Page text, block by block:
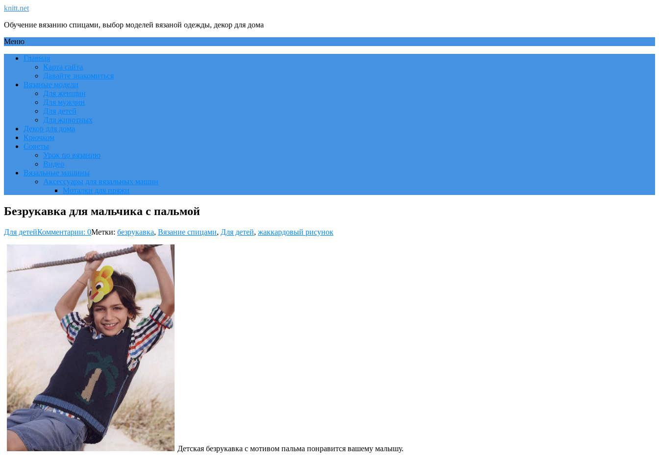
knitt.net
Обучение вязанию спицами, выбор моделей вязаной одежды, декор для дома
Меню
Главная
Карта сайта
Давайте знакомиться
Вязаные модели
Для женщин
Для мужчин
Для детей
Для животных
Декор для дома
Крючком
Советы
Урок по вязанию
Видео
Вязальные машины
Аксессуары для вязальных машин
Моталки для пряжи
Безрукавка для мальчика с пальмой
Для детейКомментарии: 0Метки: безрукавка, Вязание спицами, Для детей, жаккардовый рисунок
Детская безрукавка с мотивом пальма понравится вашему малышу.